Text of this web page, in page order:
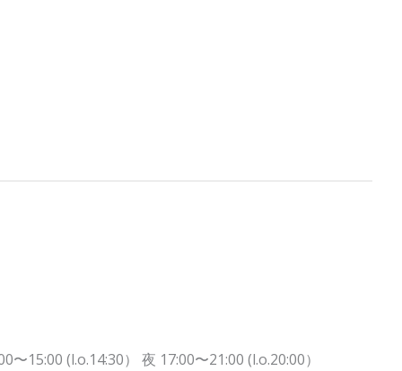
15:00 (l.o.14:30） 夜 17:00〜21:00 (l.o.20:00）